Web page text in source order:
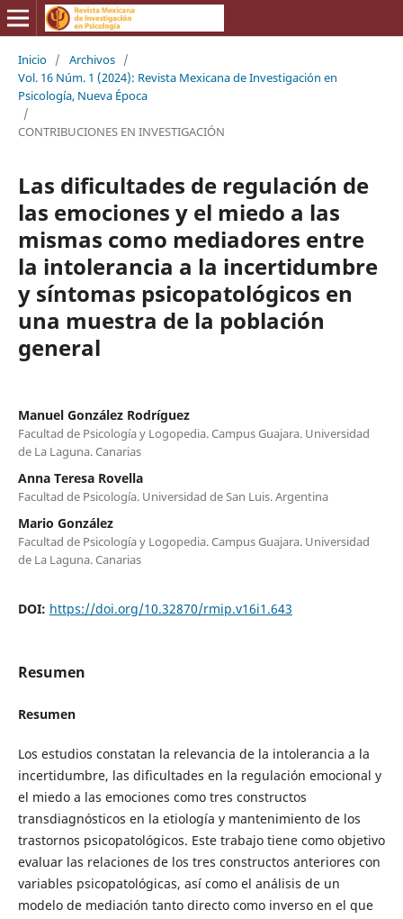
Inicio / Archivos /
Vol. 16 Núm. 1 (2024): Revista Mexicana de Investigación en
Psicología, Nueva Época
/
CONTRIBUCIONES EN INVESTIGACIÓN
Las dificultades de regulación de
las emociones y el miedo a las
mismas como mediadores entre
la intolerancia a la incertidumbre
y síntomas psicopatológicos en
una muestra de la población
general
Manuel González Rodríguez
Facultad de Psicología y Logopedia. Campus Guajara. Universidad
de La Laguna. Canarias
Anna Teresa Rovella
Facultad de Psicología. Universidad de San Luis. Argentina
Mario González
Facultad de Psicología y Logopedia. Campus Guajara. Universidad
de La Laguna. Canarias
DOI: https://doi.org/10.32870/rmip.v16i1.643
Resumen
Resumen
Los estudios constatan la relevancia de la intolerancia a la
incertidumbre, las dificultades en la regulación emocional y
el miedo a las emociones como tres constructos
transdiagnósticos en la etiología y mantenimiento de los
trastornos psicopatológicos. Este trabajo tiene como objetivo
evaluar las relaciones de los tres constructos anteriores con
variables psicopatológicas, así como el análisis de un
modelo de mediación tanto directo como inverso en el que